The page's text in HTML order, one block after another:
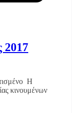
2017
Η
κινουμένων